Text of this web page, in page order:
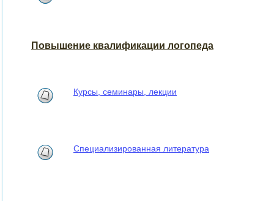
Повышение квалификации логопеда
Курсы, семинары, лекции
Специализированная литература